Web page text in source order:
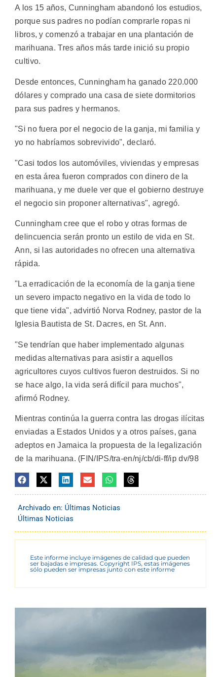
A los 15 años, Cunningham abandonó los estudios,
porque sus padres no podían comprarle ropas ni
libros, y comenzó a trabajar en una plantación de
marihuana. Tres años más tarde inició su propio
cultivo.
Desde entonces, Cunningham ha ganado 220.000
dólares y comprado una casa de siete dormitorios
para sus padres y hermanos.
"Si no fuera por el negocio de la ganja, mi familia y
yo no habríamos sobrevivido", declaró.
"Casi todos los automóviles, viviendas y empresas
en esta área fueron comprados con dinero de la
marihuana, y me duele ver que el gobierno destruye
el negocio sin proponer alternativas", agregó.
Cunningham cree que el robo y otras formas de
delincuencia serán pronto un estilo de vida en St.
Ann, si las autoridades no ofrecen una alternativa
rápida.
"La erradicación de la economía de la ganja tiene
un severo impacto negativo en la vida de todo lo
que tiene vida", advirtió Norva Rodney, pastor de la
Iglesia Bautista de St. Dacres, en St. Ann.
"Se tendrían que haber implementado algunas
medidas alternativas para asistir a aquellos
agricultores cuyos cultivos fueron destruidos. Si no
se hace algo, la vida será difícil para muchos",
afirmó Rodney.
Mientras continúa la guerra contra las drogas ilícitas
enviadas a Estados Unidos y a otros países, gana
adeptos en Jamaica la propuesta de la legalización
de la marihuana. (FIN/IPS/tra-en/nj/cb/di-ff/ip dv/98
Archivado en: Últimas Noticias
Últimas Noticias
Este informe incluye imágenes de calidad que pueden
ser bajadas e impresas. Copyright IPS, estas imágenes
sólo pueden ser impresas junto con este informe